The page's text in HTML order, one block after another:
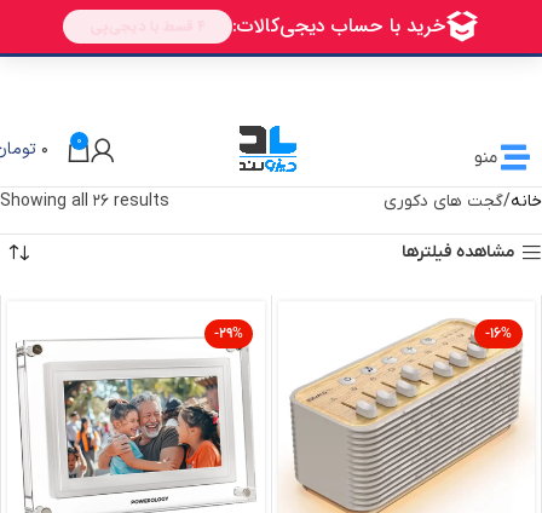
منو
0
0
خانه گجت های دکوری Showing all 26 results
مشاهده فیلترها
-16%
-29%
🎁 تخفیف ویژه دیزولند برای اولین خرید شما